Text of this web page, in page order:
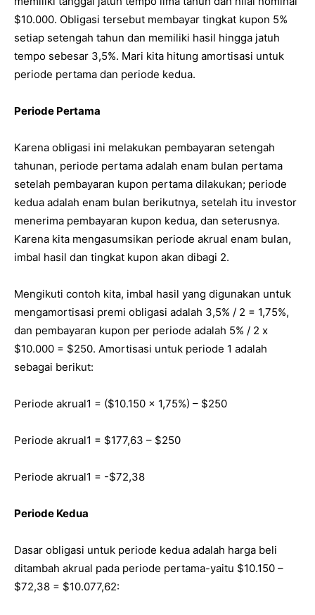
$10.000. Obligasi tersebut membayar tingkat kupon 5%
setiap setengah tahun dan memiliki hasil hingga jatuh
tempo sebesar 3,5%. Mari kita hitung amortisasi untuk
periode pertama dan periode kedua.
Periode Pertama
Karena obligasi ini melakukan pembayaran setengah
tahunan, periode pertama adalah enam bulan pertama
setelah pembayaran kupon pertama dilakukan; periode
kedua adalah enam bulan berikutnya, setelah itu investor
menerima pembayaran kupon kedua, dan seterusnya.
Karena kita mengasumsikan periode akrual enam bulan,
imbal hasil dan tingkat kupon akan dibagi 2.
Mengikuti contoh kita, imbal hasil yang digunakan untuk
mengamortisasi premi obligasi adalah 3,5% / 2 = 1,75%,
dan pembayaran kupon per periode adalah 5% / 2 x
$10.000 = $250. Amortisasi untuk periode 1 adalah
sebagai berikut:
Periode akrual1 = ($10.150 x 1,75%) – $250
Periode akrual1 = $177,63 – $250
Periode akrual1 = -$72,38
Periode Kedua
Dasar obligasi untuk periode kedua adalah harga beli
ditambah akrual pada periode pertama-yaitu $10.150 –
$72,38 = $10.077,62: